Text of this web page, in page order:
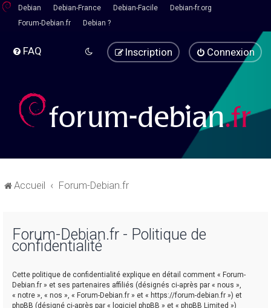
Debian Debian-France Debian-Facile
Debian-fr.org
Forum-Debian.fr
Debian ?
FAQ Connexion
Inscription
Accueil Forum-Debian.fr
Forum-Debian.fr - Politique de
confidentialité
Cette politique de confidentialité explique en détail comment « Forum-
Debian.fr » et ses partenaires affiliés (désignés ci-après par « nous »,
« notre », « nos », « Forum-Debian.fr » et « https://forum-debian.fr ») et
phpBB (désigné ci-après par « logiciel phpBB » et « phpBB Limited »)